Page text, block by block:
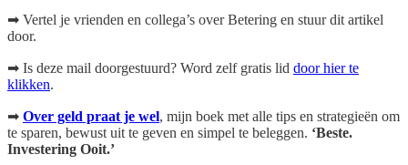
➡ Vertel je vrienden en collega’s over Betering en stuur dit artikel
door.
➡ Is deze mail doorgestuurd? Word zelf gratis lid door hier te
klikken.
➡ Over geld praat je wel, mijn boek met alle tips en strategieën om
te sparen, bewust uit te geven en simpel te beleggen. ‘Beste.
Investering Ooit.’